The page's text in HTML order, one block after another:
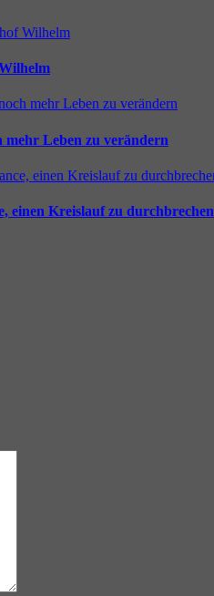
mehr Leben zu verändern
einen Kreislauf zu durchbrechen